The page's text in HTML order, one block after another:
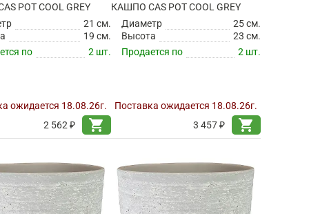
POT COOL GREY
21 см.
19 см.
по
2 шт.
ожидается 18.08.26г.
2 562 ₽
shopping_cart
КАШПО CAS POT COOL GREY
Диаметр
25 см.
Высота
23 см.
Продается по
2 шт.
Поставка ожидается 18.08.26г.
3 457 ₽
shopping_cart